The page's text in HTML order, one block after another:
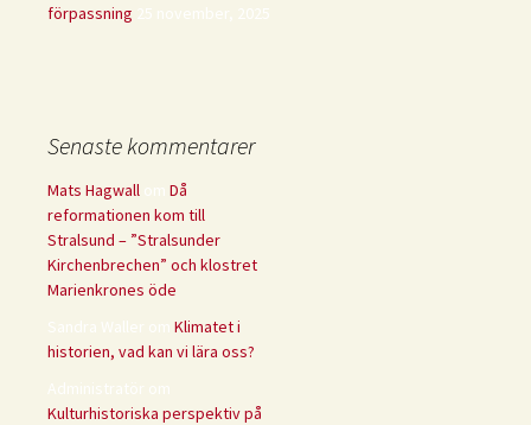
förpassning
25 november, 2025
Senaste kommentarer
Mats Hagwall om Då
reformationen kom till
Stralsund – ”Stralsunder
Kirchenbrechen” och klostret
Marienkrones öde
Sandra Waller om Klimatet i
historien, vad kan vi lära oss?
Administratör om
Kulturhistoriska perspektiv på